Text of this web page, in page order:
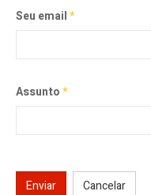
Seu email*
Assunto*
Enviar Cancelar